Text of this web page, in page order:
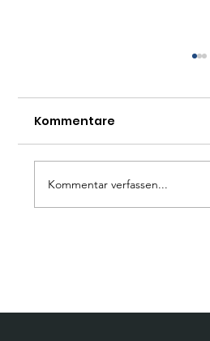
Kommentare
Kommentar verfassen...